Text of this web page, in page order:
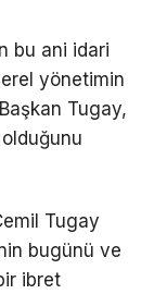
bu ani idari
yönetimin
Tugay,
Tugay
bugünü ve
ibret